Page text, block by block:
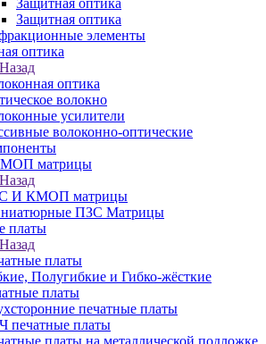
Защитная оптика
Защитная оптика
элементы
оптика
Назад
оптика
волокно
усилители
волоконно-оптические
матрицы
Назад
И КМОП матрицы
ПЗС Матрицы
платы
Назад
платы
Полугибкие и Гибко-жёсткие
платы
печатные платы
печатные платы
платы на металлической подложке